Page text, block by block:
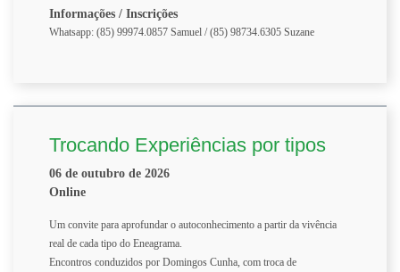
Informações / Inscrições
Whatsapp: (85) 99974.0857 Samuel / (85) 98734.6305 Suzane
Trocando Experiências por tipos
06 de outubro de 2026
Online
Um convite para aprofundar o autoconhecimento a partir da vivência
real de cada tipo do Eneagrama.
Encontros conduzidos por Domingos Cunha, com troca de